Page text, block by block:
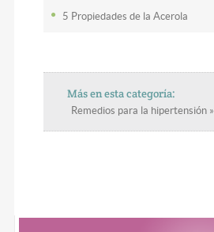
5 Propiedades de la Acerola
Más en esta categoría:
Remedios para la hipertensión »